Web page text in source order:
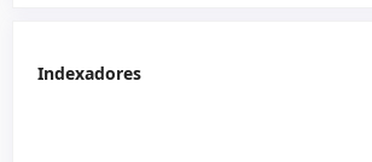
Indexadores